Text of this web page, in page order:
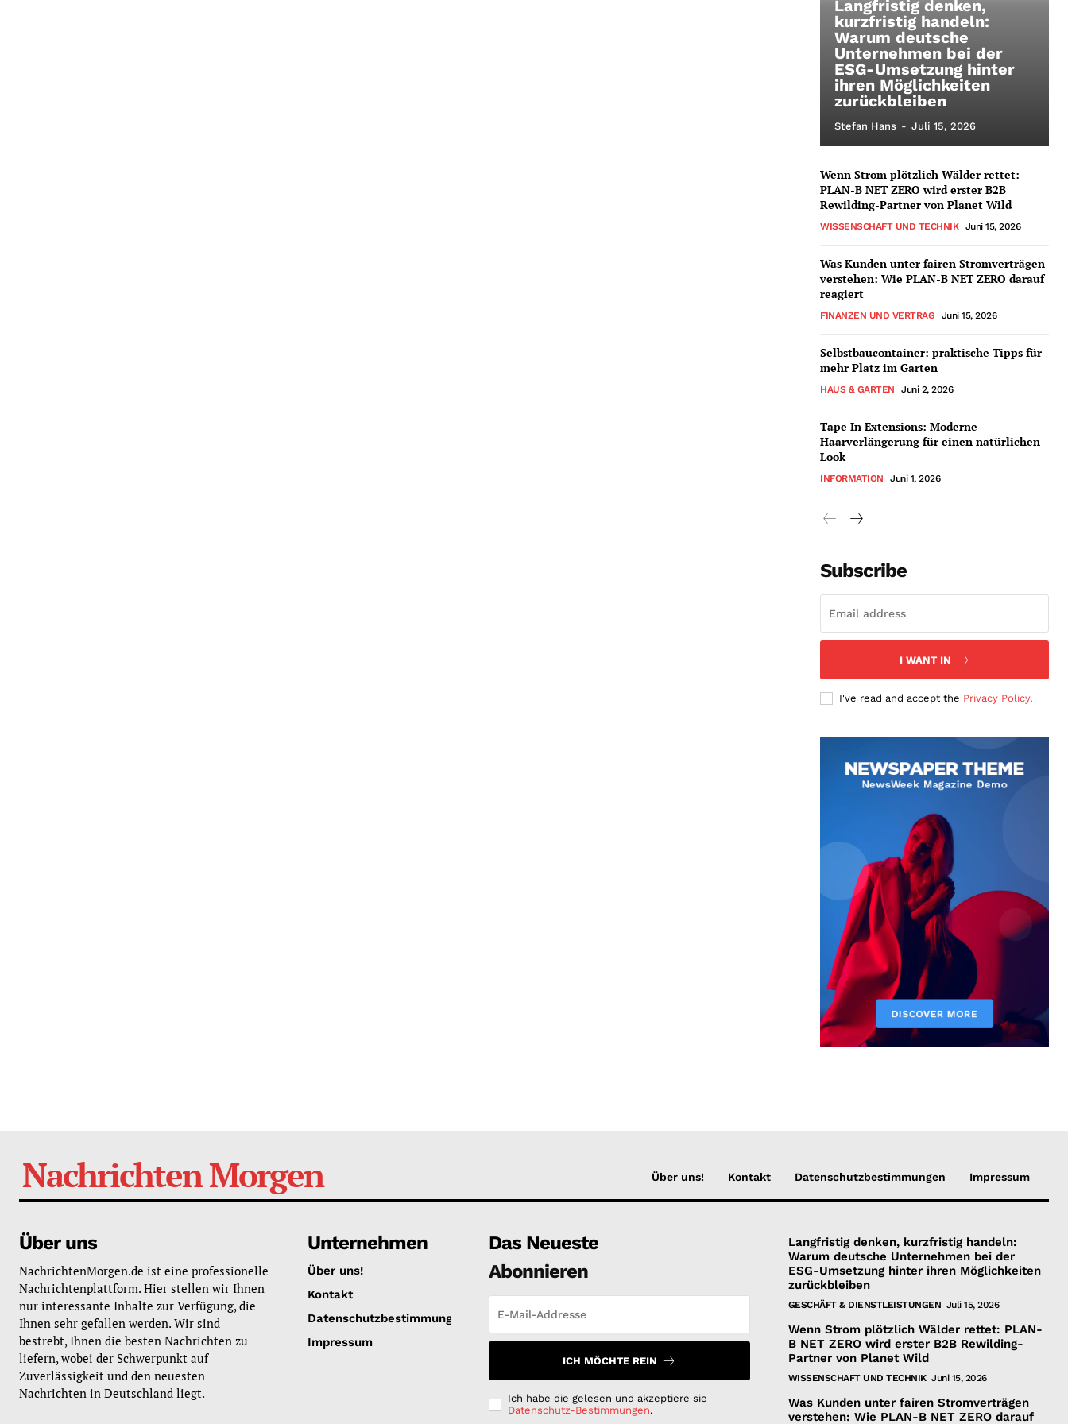
Langfristig denken,
kurzfristig handeln:
Warum deutsche
Unternehmen bei der
ESG-Umsetzung hinter
ihren Möglichkeiten
zurückbleiben
Stefan Hans - Juli 15, 2026
Wenn Strom plötzlich Wälder rettet:
PLAN-B NET ZERO wird erster B2B
Rewilding-Partner von Planet Wild
WISSENSCHAFT UND TECHNIK Juni 15, 2026
Was Kunden unter fairen Stromverträgen
verstehen: Wie PLAN-B NET ZERO darauf
reagiert
FINANZEN UND VERTRAG Juni 15, 2026
Selbstbaucontainer: praktische Tipps für
mehr Platz im Garten
HAUS & GARTEN Juni 2, 2026
Tape In Extensions: Moderne
Haarverlängerung für einen natürlichen
Look
INFORMATION Juni 1, 2026
Subscribe
I WANT IN
I've read and accept the Privacy Policy.
Nachrichten Morgen Über uns! Kontakt Datenschutzbestimmungen Impressum
Über uns
NachrichtenMorgen.de ist eine professionelle
Nachrichtenplattform. Hier stellen wir Ihnen
nur interessante Inhalte zur Verfügung, die
Ihnen sehr gefallen werden. Wir sind
bestrebt, Ihnen die besten Nachrichten zu
liefern, wobei der Schwerpunkt auf
Zuverlässigkeit und den neuesten
Nachrichten in Deutschland liegt.
Unternehmen
Über uns!
Kontakt
Datenschutzbestimmungen
Impressum
Das Neueste
Abonnieren
ICH MÖCHTE REIN
Ich habe die gelesen und akzeptiere sie
Datenschutz-Bestimmungen.
Langfristig denken, kurzfristig handeln:
Warum deutsche Unternehmen bei der
ESG-Umsetzung hinter ihren Möglichkeiten
zurückbleiben
GESCHÄFT & DIENSTLEISTUNGEN Juli 15, 2026
Wenn Strom plötzlich Wälder rettet: PLAN-
B NET ZERO wird erster B2B Rewilding-
Partner von Planet Wild
WISSENSCHAFT UND TECHNIK Juni 15, 2026
Was Kunden unter fairen Stromverträgen
verstehen: Wie PLAN-B NET ZERO darauf